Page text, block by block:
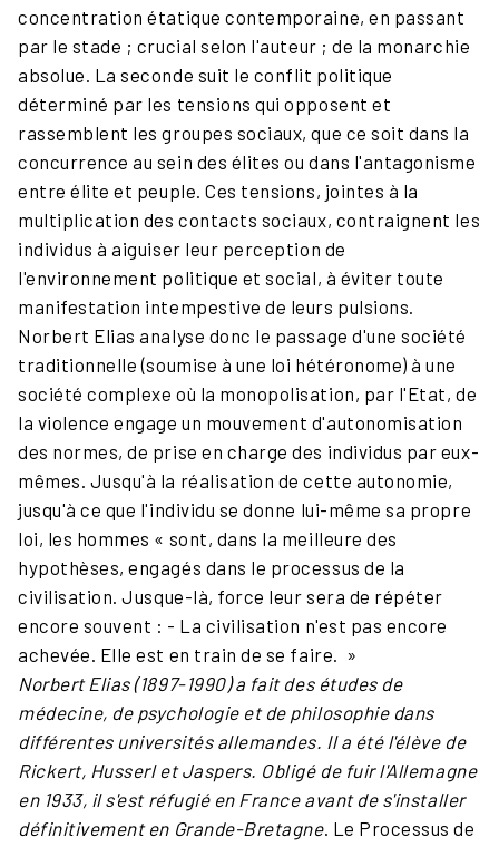
concentration étatique contemporaine, en passant
par le stade ; crucial selon l'auteur ; de la monarchie
absolue. La seconde suit le conflit politique
déterminé par les tensions qui opposent et
rassemblent les groupes sociaux, que ce soit dans la
concurrence au sein des élites ou dans l'antagonisme
entre élite et peuple. Ces tensions, jointes à la
multiplication des contacts sociaux, contraignent les
individus à aiguiser leur perception de
l'environnement politique et social, à éviter toute
manifestation intempestive de leurs pulsions.
Norbert Elias analyse donc le passage d'une société
traditionnelle (soumise à une loi hétéronome) à une
société complexe où la monopolisation, par l'Etat, de
la violence engage un mouvement d'autonomisation
des normes, de prise en charge des individus par eux-
mêmes. Jusqu'à la réalisation de cette autonomie,
jusqu'à ce que l'individu se donne lui-même sa propre
loi, les hommes « sont, dans la meilleure des
hypothèses, engagés dans le processus de la
civilisation. Jusque-là, force leur sera de répéter
encore souvent : - La civilisation n'est pas encore
achevée. Elle est en train de se faire. »
Norbert Elias (1897-1990) a fait des études de
médecine, de psychologie et de philosophie dans
différentes universités allemandes. Il a été l'élève de
Rickert, Husserl et Jaspers. Obligé de fuir l'Allemagne
en 1933, il s'est réfugié en France avant de s'installer
définitivement en Grande-Bretagne. Le Processus de